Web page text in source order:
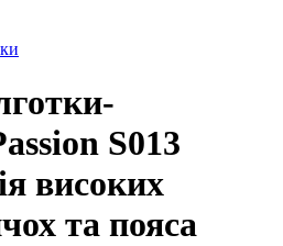
S013
високих
та пояса